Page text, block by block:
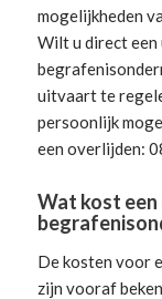
mogelijkheden
Wilt u direct een
uitvaart te
persoonlijk
een overlijden:
Wat kost
De kosten voor
zijn vooraf